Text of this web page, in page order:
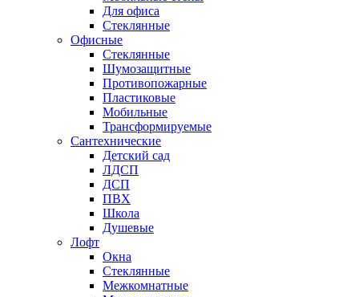
Для офиса
Стеклянные
Офисные
Стеклянные
Шумозащитные
Противопожарные
Пластиковые
Мобильные
Трансформируемые
Сантехнические
Детский сад
ЛДСП
ДСП
ПВХ
Школа
Душевые
Лофт
Окна
Стеклянные
Межкомнатные